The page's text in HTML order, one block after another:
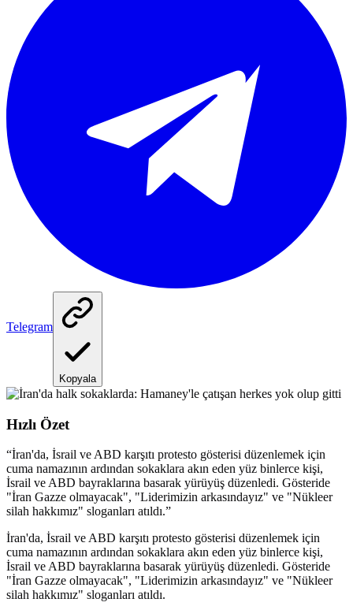
Telegram
Kopyala
Hızlı Özet
“İran'da, İsrail ve ABD karşıtı protesto gösterisi düzenlemek için
cuma namazının ardından sokaklara akın eden yüz binlerce kişi,
İsrail ve ABD bayraklarına basarak yürüyüş düzenledi. Gösteride
"İran Gazze olmayacak", "Liderimizin arkasındayız" ve "Nükleer
silah hakkımız" sloganları atıldı.”
İran'da, İsrail ve ABD karşıtı protesto gösterisi düzenlemek için
cuma namazının ardından sokaklara akın eden yüz binlerce kişi,
İsrail ve ABD bayraklarına basarak yürüyüş düzenledi. Gösteride
"İran Gazze olmayacak", "Liderimizin arkasındayız" ve "Nükleer
silah hakkımız" sloganları atıldı.